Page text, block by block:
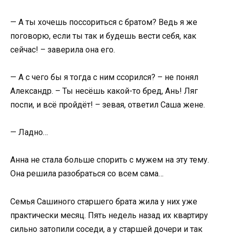
— А ты хочешь поссориться с братом? Ведь я же
поговорю, если ты так и будешь вести себя, как
сейчас! – заверила она его.
— А с чего бы я тогда с ним ссорился? – не понял
Александр. – Ты несёшь какой-то бред, Ань! Ляг
поспи, и всё пройдёт! – зевая, ответил Саша жене.
— Ладно…
Анна не стала больше спорить с мужем на эту тему.
Она решила разобраться со всем сама…
Семья Сашиного старшего брата жила у них уже
практически месяц. Пять недель назад их квартиру
сильно затопили соседи, а у старшей дочери и так